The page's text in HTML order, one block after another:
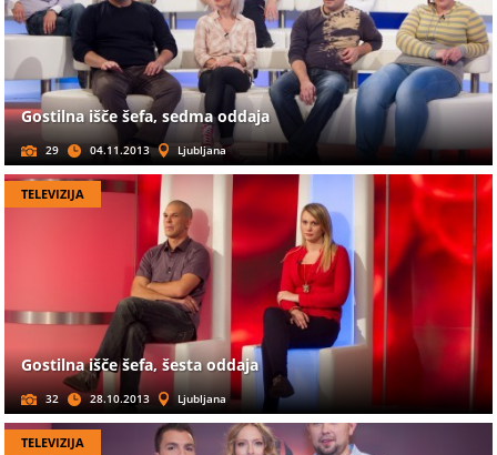
Gostilna išče šefa, sedma oddaja
29 04.11.2013 Ljubljana
TELEVIZIJA
Gostilna išče šefa, šesta oddaja
32 28.10.2013 Ljubljana
TELEVIZIJA